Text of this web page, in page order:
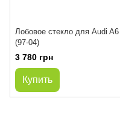
Лобовое стекло для Audi A6
(97-04)
3 780 грн
Купить